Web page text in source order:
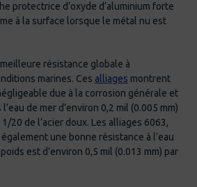
protectrice d’oxyde d’aluminium forte
à la surface lorsque le métal nu est
résistance globale à
marines. Ces alliages montrent
due à la corrosion générale et
de mer d’environ 0,2 mil (0.005 mm)
20 de l’acier doux. Les alliages 6063,
une bonne résistance à l’eau
est d’environ 0,5 mil (0.013 mm) par